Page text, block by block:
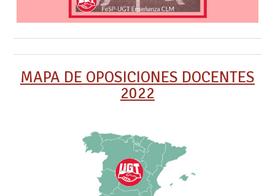
MAPA DE OPOSICIONES DOCENTES
2022